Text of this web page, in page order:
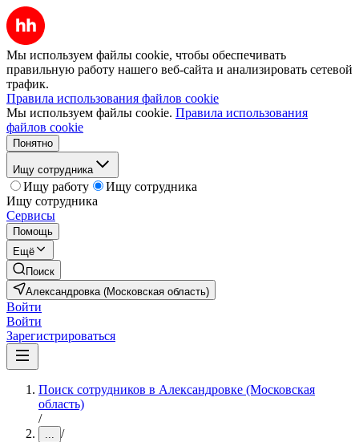
Мы используем файлы cookie, чтобы обеспечивать
правильную работу нашего веб-сайта и анализировать сетевой
трафик.
Правила использования файлов cookie
Мы используем файлы cookie. Правила использования
файлов cookie
Понятно
Ищу сотрудника
Ищу работу
Ищу сотрудника
Ищу сотрудника
Сервисы
Помощь
Ещё
Поиск
Александровка (Московская область)
Войти
Войти
Зарегистрироваться
Поиск сотрудников в Александровке (Московская
область)
/
... /